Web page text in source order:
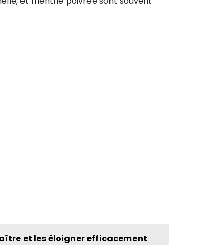
et les éloigner efficacement